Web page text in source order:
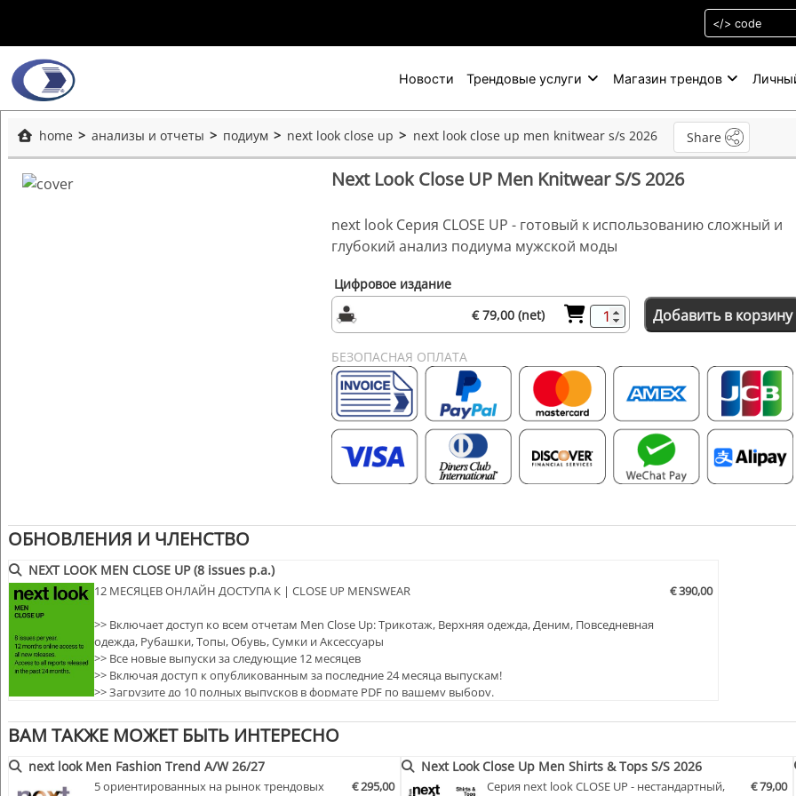
Новости Трендовые услуги Магазин трендов
home анализы и отчеты подиум next look close up next look close up men knitwear s/s 2026 Share
Next Look Close UP Men Knitwear S/S 2026
next look Серия CLOSE UP - готовый к использованию сложный и
глубокий анализ подиума мужской моды
Цифровое издание
€ 79,00 (net)
Добавить в корзину
БЕЗОПАСНАЯ ОПЛАТА
ОБНОВЛЕНИЯ И ЧЛЕНСТВО
NEXT LOOK MEN CLOSE UP (8 issues p.a.)
12 МЕСЯЦЕВ ОНЛАЙН ДОСТУПА К | CLOSE UP MENSWEAR
>> Включает доступ ко всем отчетам Men Close Up: Трикотаж, Верхняя одежда, Деним, Повседневная
одежда, Рубашки, Топы, Обувь, Сумки и Аксессуары
>> Все новые выпуски за следующие 12 месяцев
>> Включая доступ к опубликованным за последние 24 месяца выпускам!
>> Загрузите до 10 полных выпусков в формате PDF по вашему выбору.
€ 390,00
ВАМ ТАКЖЕ МОЖЕТ БЫТЬ ИНТЕРЕСНО
next look Men Fashion Trend A/W 26/27
5 ориентированных на рынок трендовых
€ 295,00
Next Look Close Up Men Shirts & Tops S/S 2026
Серия next look CLOSE UP - нестандартный,
€ 79,00